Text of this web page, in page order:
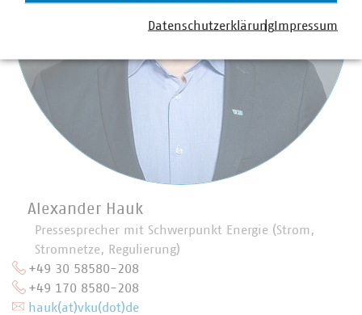
Alexander Hauk
Pressesprecher mit Schwerpunkt Energie (Strom,
Stromnetze, Regulierung)
+49 30 58580-208
+49 170 8580-208
hauk(at)vku(dot)de
DatenschutzerklärungImpressum